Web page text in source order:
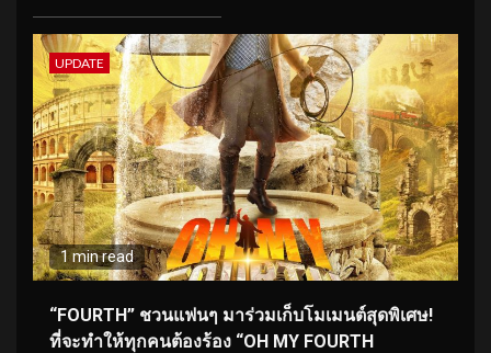
UPDATE
1 min read
“FOURTH” ชวนแฟนๆ มาร่วมเก็บโมเมนต์สุดพิเศษ!
ที่จะทำให้ทุกคนต้องร้อง “OH MY FOURTH